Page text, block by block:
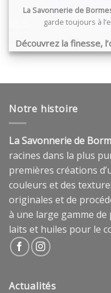
La Savonnerie de
garde toujours à
Découvrez la finesse,
Notre histoire
La Savonnerie de
racines dans la plus
premières créations
couleurs et des
originales et de
à une large gamme de
laits et huiles pour le
Actualités